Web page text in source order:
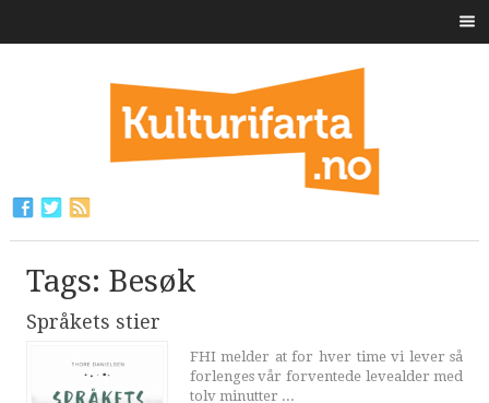
Tags: Besøk
Språkets stier
FHI melder at for hver time vi lever så
forlenges vår forventede levealder med
tolv minutter ...